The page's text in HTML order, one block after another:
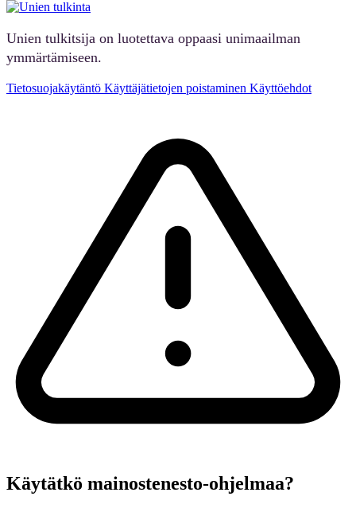
Unien tulkitsija on luotettava oppaasi unimaailman
ymmärtämiseen.
Tietosuojakäytäntö Käyttäjätietojen poistaminen Käyttöehdot
Käytätkö mainostenesto-ohjelmaa?